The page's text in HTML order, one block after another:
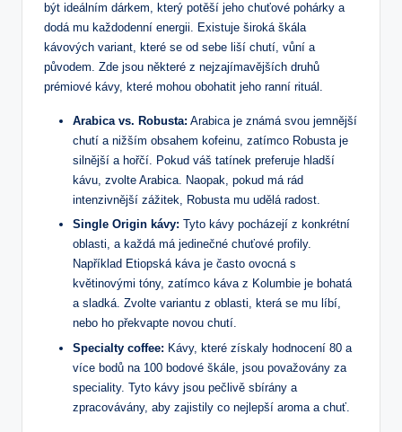
‌být ideálním​ dárkem, který potěší jeho ‌chuťové ⁤pohárky⁣ a
dodá mu každodenní ⁣energii. Existuje široká škála
kávových variant, ​které se od sebe liší chutí, vůní a
původem. Zde jsou⁢ některé⁢ z nejzajímavějších‍ druhů
prémiové​ kávy, které mohou obohatit jeho ‍ranní rituál.
Arabica vs. Robusta: ‍Arabica ​je známá svou jemnější
​chutí⁤ a nižším obsahem kofeinu,⁣ zatímco Robusta je‍
silnější a hořčí. Pokud váš⁤ tatínek preferuje hladší
kávu,⁤ zvolte⁣ Arabica. Naopak,⁤ pokud má rád
intenzivnější⁢ zážitek,⁤ Robusta mu udělá radost.
Single⁣ Origin kávy: Tyto ⁣kávy ​pocházejí ‌z konkrétní
oblasti, a⁤ každá má jedinečné chuťové profily.
Například Etiopská káva je často ovocná​ s
květinovými tóny, ⁢zatímco ​káva z ⁢Kolumbie je bohatá⁤
a sladká. Zvolte ⁣variantu z ⁣oblasti, která se mu⁣ líbí,
nebo‌ ho překvapte novou chutí.
Specialty coffee: Kávy, které získaly hodnocení 80‌ a ​
více bodů ⁤na 100 bodové škále, ⁢jsou považovány za
speciality. Tyto ​kávy jsou ⁤pečlivě sbírány a
zpracovávány, aby zajistily‍ co nejlepší aroma a chuť.